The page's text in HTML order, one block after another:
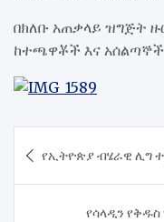
በክለቡ አጠቃላይ ዝግጅት
ከተጫዋቾች እና አሰልጣኞች
navigation
የኢትዮጵያ ብሄራዊ ሊግ
የሳላዲን